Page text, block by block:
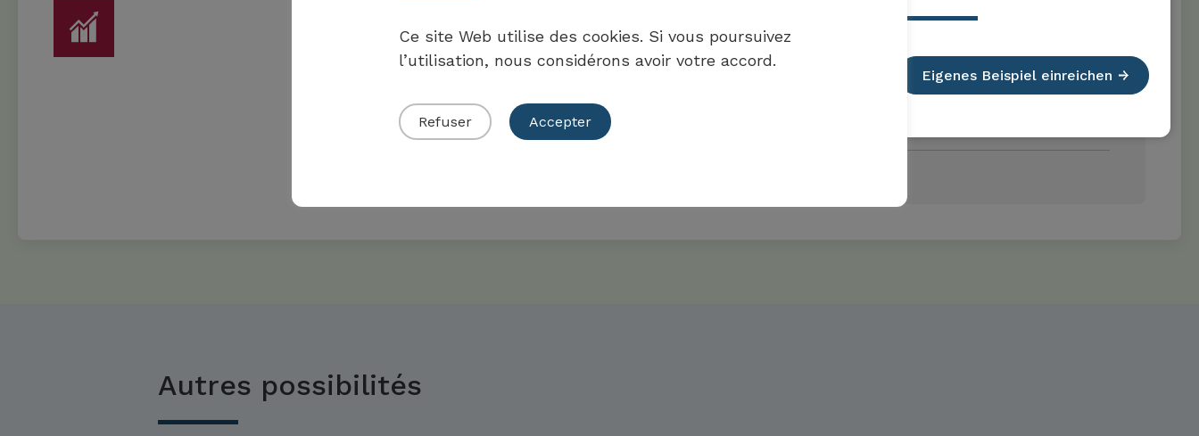
fournisseurs concernés.
Travailler avec les fournisseurs selon la norme
Eigenes Beispiel einreichen
Autres possibilités
Ce site Web utilise des cookies. Si vous poursuivez
l’utilisation, nous considérons avoir votre accord.
Refuser Accepter